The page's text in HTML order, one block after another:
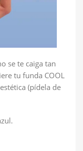
se te caiga tan
tu funda COOL
(pídela de